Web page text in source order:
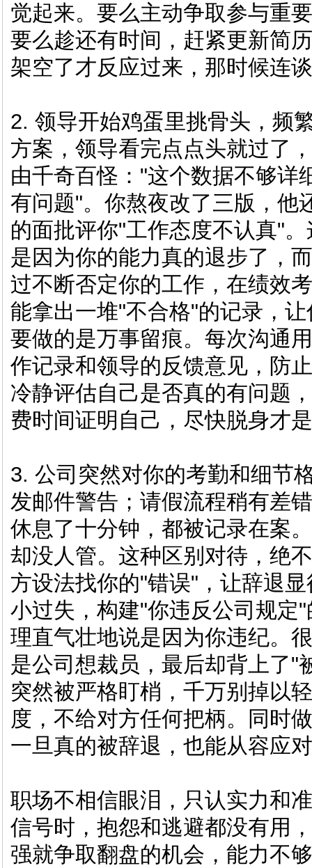
觉起来。要么主动争取参与重
要么趁还有时间，赶紧更新简
架空了才反应过来，那时候连
2. 领导开始鸡蛋里挑骨头，频
方案，领导看完点点头就过了
由千奇百怪："这个数据不够详
有问题"。你熬夜改了三版，他
的面批评你"工作态度不认真"
是因为你的能力真的退步了，
过不断否定你的工作，在绩效
能拿出一堆"不合格"的记录，
要做的是万事留痕。每次沟通
作记录和领导的反馈意见，防
冷静评估自己是否真的有问题
费时间证明自己，尽快脱身才
3. 公司突然对你的考勤和细节
发邮件警告；请假流程稍有差
休息了十分钟，都被记录在案
却没人管。这种区别对待，绝
方设法找你的"错误"，让辞退
小过失，构建"你违反公司规定
理直气壮地说是因为你违纪。
是公司想裁员，最后却背上了"
突然被严格盯梢，千万别掉以
度，不给对方任何把柄。同时
一旦真的被辞退，也能从容应
职场不相信眼泪，只认实力和
信号时，抱怨和逃避都没有用
强就争取翻盘的机会，能力不